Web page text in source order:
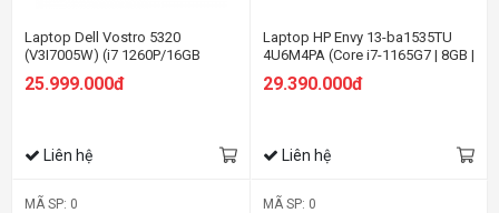
Laptop Dell Vostro 5320
(V3I7005W) (i7 1260P/16GB
FHD+/Win11/OfficeHS21/Xám/1.25kg)
25.999.000đ
Liên hệ
Laptop HP Envy 13-ba1535TU
4U6M4PA (Core i7-1165G7 | 8GB |
FHD | Win 10 | Vàng)
29.390.000đ
Liên hệ
MÃ SP: 0 MÃ SP: 0